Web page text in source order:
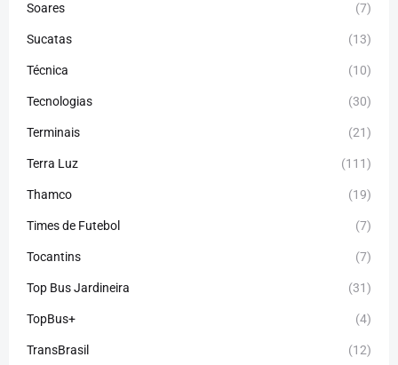
Soares (7)
Sucatas (13)
Técnica (10)
Tecnologias (30)
Terminais (21)
Terra Luz (111)
Thamco (19)
Times de Futebol (7)
Tocantins (7)
Top Bus Jardineira (31)
TopBus+ (4)
TransBrasil (12)